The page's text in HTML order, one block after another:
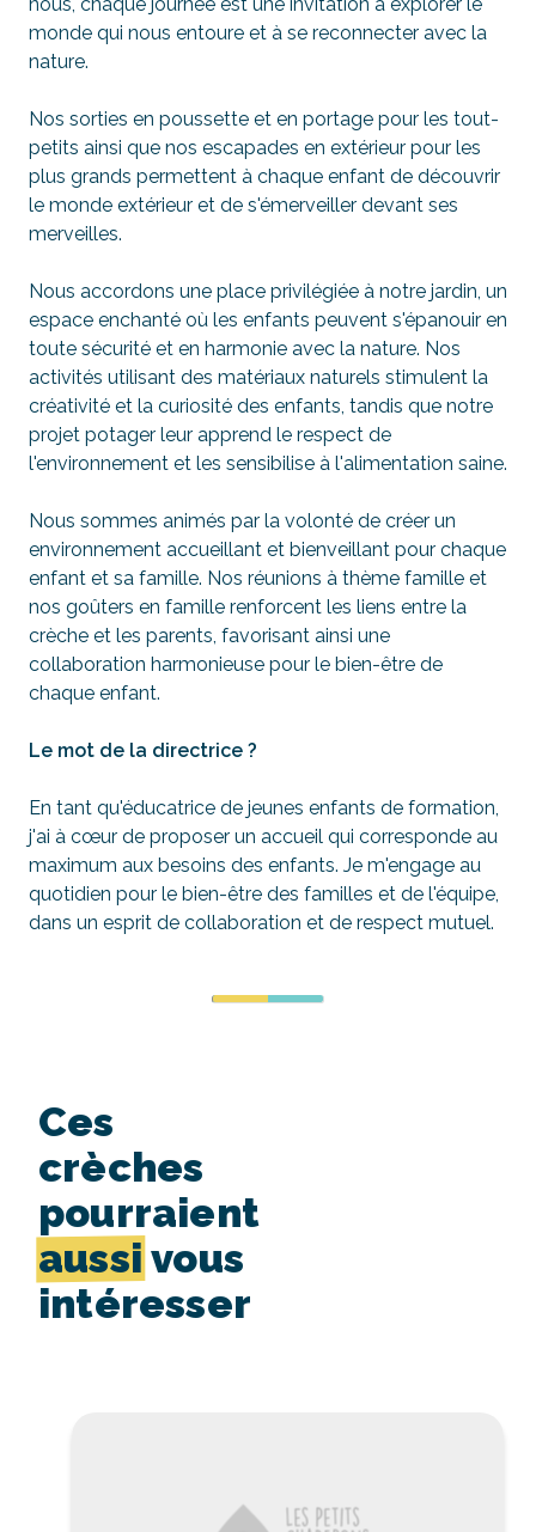
monde qui nous entoure et à se reconnecter avec la
nature.
Nos sorties en poussette et en portage pour les tout-
petits ainsi que nos escapades en extérieur pour les
plus grands permettent à chaque enfant de découvrir
le monde extérieur et de s'émerveiller devant ses
merveilles.
Nous accordons une place privilégiée à notre jardin, un
espace enchanté où les enfants peuvent s'épanouir en
toute sécurité et en harmonie avec la nature. Nos
activités utilisant des matériaux naturels stimulent la
créativité et la curiosité des enfants, tandis que notre
projet potager leur apprend le respect de
l'environnement et les sensibilise à l'alimentation saine.
Nous sommes animés par la volonté de créer un
environnement accueillant et bienveillant pour chaque
enfant et sa famille. Nos réunions à thème famille et
nos goûters en famille renforcent les liens entre la
crèche et les parents, favorisant ainsi une
collaboration harmonieuse pour le bien-être de
chaque enfant.
Le mot de la directrice ?
En tant qu'éducatrice de jeunes enfants de formation,
j'ai à cœur de proposer un accueil qui corresponde au
maximum aux besoins des enfants. Je m'engage au
quotidien pour le bien-être des familles et de l'équipe,
dans un esprit de collaboration et de respect mutuel.
Ces
crèches
pourraient
aussi vous
intéresser